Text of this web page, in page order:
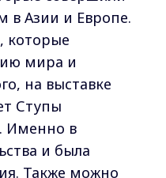
в Азии и Европе.
которые
мира и
на выставке
Ступы
Именно в
и была
Также можно